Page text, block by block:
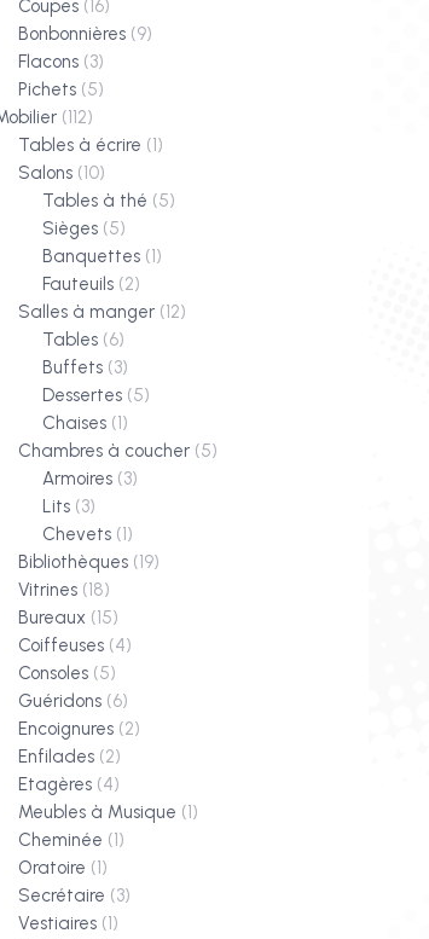
Coupes (16)
Bonbonnières (9)
Flacons (3)
Pichets (5)
(112)
Tables à écrire (1)
Salons (10)
Tables à thé (5)
Sièges (5)
Banquettes (1)
Fauteuils (2)
Salles à manger (12)
Tables (6)
Buffets (3)
Dessertes (5)
Chaises (1)
Chambres à coucher (5)
Armoires (3)
Lits (3)
Chevets (1)
Bibliothèques (19)
Vitrines (18)
Bureaux (15)
Coiffeuses (4)
Consoles (5)
Guéridons (6)
Encoignures (2)
Enfilades (2)
Etagères (4)
Meubles à Musique (1)
Cheminée (1)
Oratoire (1)
Secrétaire (3)
Vestiaires (1)